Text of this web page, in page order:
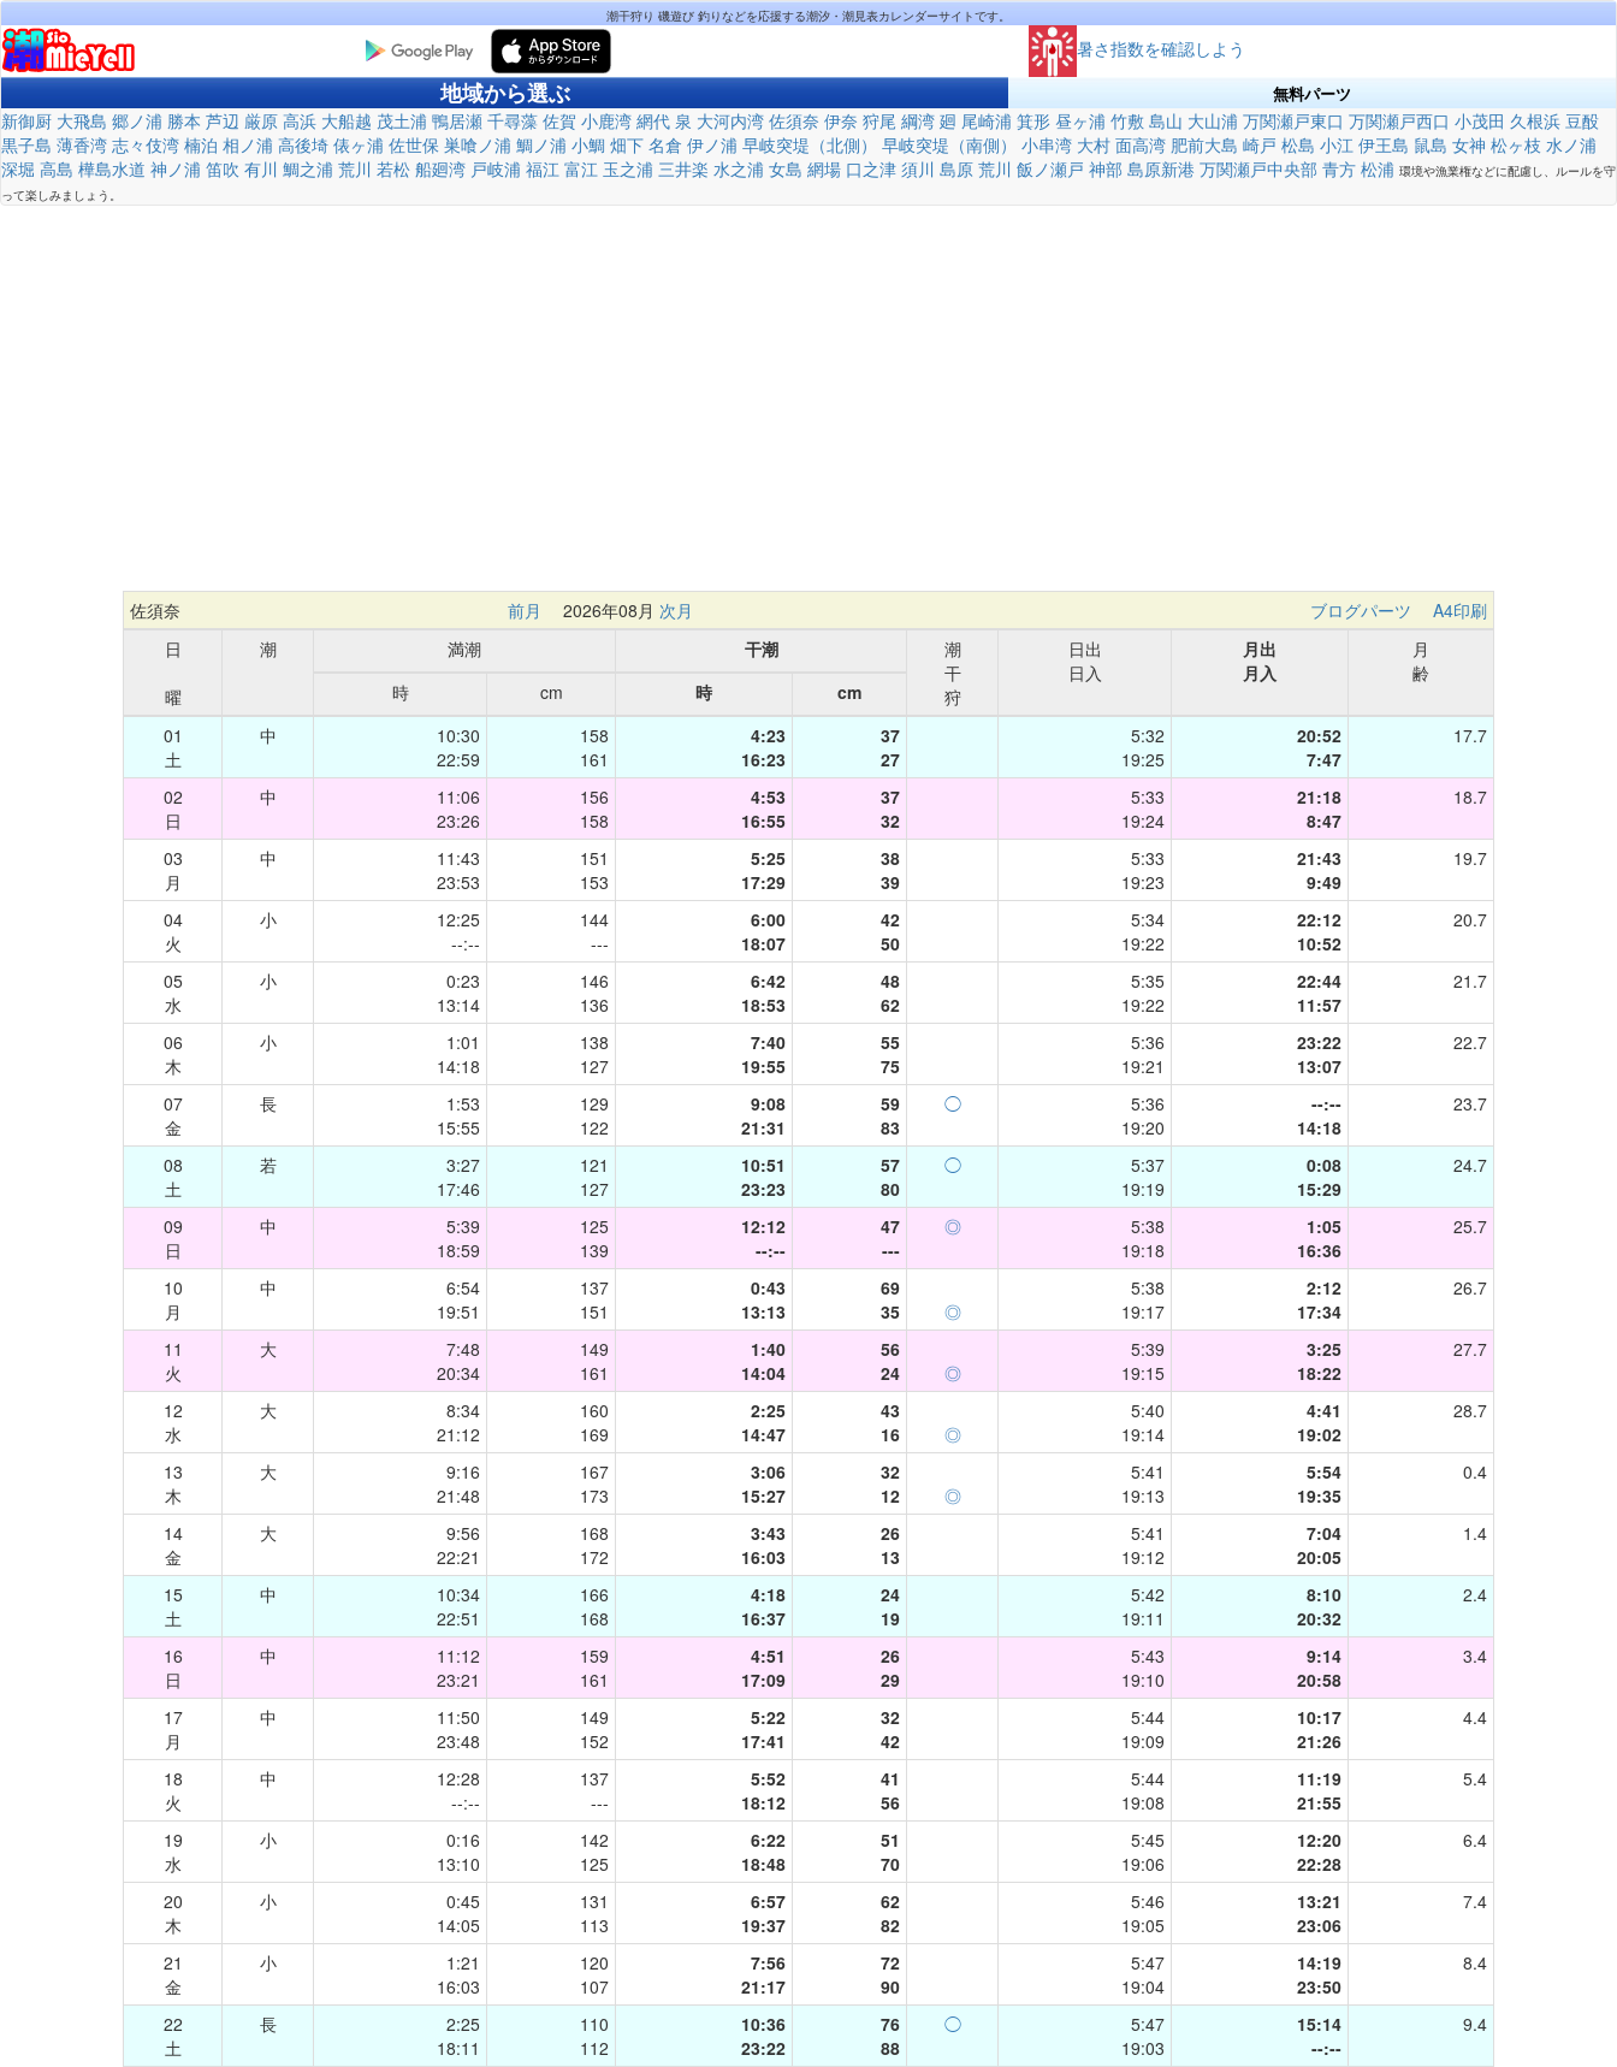
潮干狩り 磯遊び 釣りなどを応援する潮汐・潮見表カレンダーサイトです。
暑さ指数を確認しよう
地域から選ぶ 無料パーツ
新御厨 大飛島 郷ノ浦 勝本 芦辺 厳原 高浜 大船越 茂土浦 鴨居瀬 千尋藻 佐賀 小鹿湾 網代 泉 大河内湾 佐須奈 伊奈 狩尾 綱湾 廻 尾崎浦 箕形 昼ヶ浦 竹敷 島山 大山浦 万関瀬戸東口 万関瀬戸西口 小茂田 久根浜 豆酘
黒子島 薄香湾 志々伎湾 楠泊 相ノ浦 高後埼 俵ヶ浦 佐世保 巣喰ノ浦 鯛ノ浦 小鯛 畑下 名倉 伊ノ浦 早岐突堤（北側） 早岐突堤（南側） 小串湾 大村 面高湾 肥前大島 崎戸 松島 小江 伊王島 鼠島 女神 松ヶ枝 水ノ浦
深堀 高島 樺島水道 神ノ浦 笛吹 有川 鯛之浦 荒川 若松 船廻湾 戸岐浦 福江 富江 玉之浦 三井楽 水之浦 女島 網場 口之津 須川 島原 荒川 飯ノ瀬戸 神部 島原新港 万関瀬戸中央部 青方 松浦 環境や漁業権などに配慮し、ルールを守
って楽しみましょう。
佐須奈 前月 2026年08月 次月 ブログパーツ
A4印刷
日
曜
潮 満潮 干潮
潮
干
狩
日出
日入
月出
月入
月
齢
時
cm 時
cm
01
土
中
10:30
22:59
158
161
4:23
16:23
37
27
5:32
19:25
20:52
7:47
17.7
02
日
中
11:06
23:26
156
158
4:53
16:55
37
32
5:33
19:24
21:18
8:47
18.7
03
月
中
11:43
23:53
151
153
5:25
17:29
38
39
5:33
19:23
21:43
9:49
19.7
04
火
小
12:25
--:--
144
---
6:00
18:07
42
50
5:34
19:22
22:12
10:52
20.7
05
水
小
0:23
13:14
146
136
6:42
18:53
48
62
5:35
19:22
22:44
11:57
21.7
06
木
小
1:01
14:18
138
127
7:40
19:55
55
75
5:36
19:21
23:22
13:07
22.7
07
金
長
1:53
15:55
129
122
9:08
21:31
59
83
◯
5:36
19:20
--:--
14:18
23.7
08
土
若
3:27
17:46
121
127
10:51
23:23
57
80
◯
5:37
19:19
0:08
15:29
24.7
09
日
中
5:39
18:59
125
139
12:12
--:--
47
---
◎
5:38
19:18
1:05
16:36
25.7
10
月
中
6:54
19:51
137
151
0:43
13:13
69
35
◎
5:38
19:17
2:12
17:34
26.7
11
火
大
7:48
20:34
149
161
1:40
14:04
56
24
◎
5:39
19:15
3:25
18:22
27.7
12
水
大
8:34
21:12
160
169
2:25
14:47
43
16
◎
5:40
19:14
4:41
19:02
28.7
13
木
大
9:16
21:48
167
173
3:06
15:27
32
12
◎
5:41
19:13
5:54
19:35
0.4
14
金
大
9:56
22:21
168
172
3:43
16:03
26
13
5:41
19:12
7:04
20:05
1.4
15
土
中
10:34
22:51
166
168
4:18
16:37
24
19
5:42
19:11
8:10
20:32
2.4
16
日
中
11:12
23:21
159
161
4:51
17:09
26
29
5:43
19:10
9:14
20:58
3.4
17
月
中
11:50
23:48
149
152
5:22
17:41
32
42
5:44
19:09
10:17
21:26
4.4
18
火
中
12:28
--:--
137
---
5:52
18:12
41
56
5:44
19:08
11:19
21:55
5.4
19
水
小
0:16
13:10
142
125
6:22
18:48
51
70
5:45
19:06
12:20
22:28
6.4
20
木
小
0:45
14:05
131
113
6:57
19:37
62
82
5:46
19:05
13:21
23:06
7.4
21
金
小
1:21
16:03
120
107
7:56
21:17
72
90
5:47
19:04
14:19
23:50
8.4
22
土
長
2:25
18:11
110
112
10:36
23:22
76
88
◯
5:47
19:03
15:14
--:--
9.4